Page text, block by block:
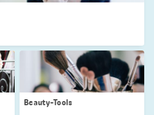
Beauty-Tools